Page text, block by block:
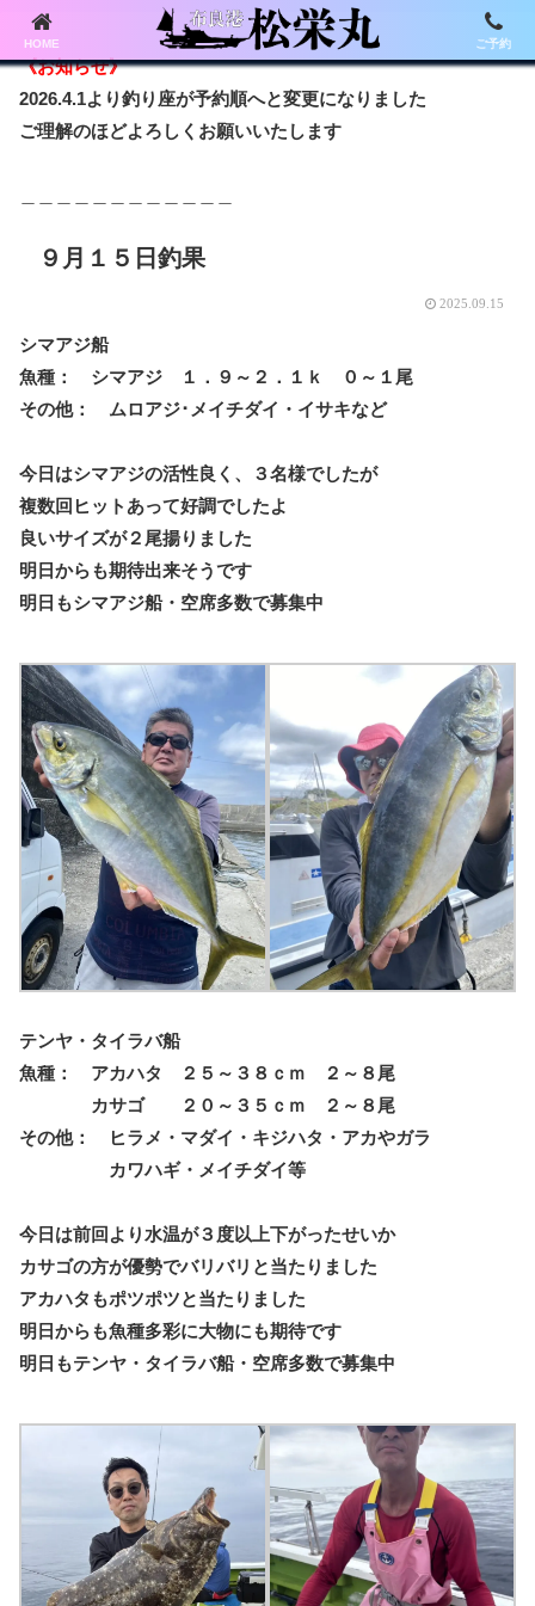
《お知らせ》
2026.4.1より釣り座が予約順へと変更になりました
ご理解のほどよろしくお願いいたします
９月１５日釣果
2025.09.15
シマアジ船
魚種： シマアジ １．９～２．１ｋ ０～１尾
その他： ムロアジ･メイチダイ・イサキなど
今日はシマアジの活性良く、３名様でしたが
複数回ヒットあって好調でしたよ
良いサイズが２尾揚りました
明日からも期待出来そうです
明日もシマアジ船・空席多数で募集中
テンヤ・タイラバ船
魚種： アカハタ ２５～３８ｃｍ ２～８尾
カサゴ ２０～３５ｃｍ ２～８尾
その他： ヒラメ・マダイ・キジハタ・アカやガラ
カワハギ・メイチダイ等
今日は前回より水温が３度以上下がったせいか
カサゴの方が優勢でバリバリと当たりました
アカハタもポツポツと当たりました
明日からも魚種多彩に大物にも期待です
明日もテンヤ・タイラバ船・空席多数で募集中
HOME ご予約